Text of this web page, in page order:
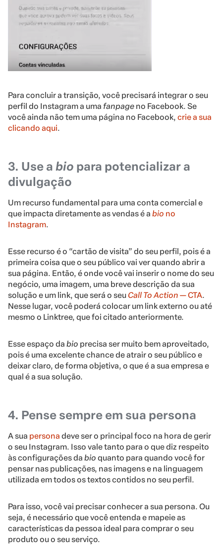
Para concluir a transição, você precisará integrar o seu
perfil do Instagram a uma fanpage no Facebook. Se
você ainda não tem uma página no Facebook, crie a sua
clicando aqui.
3. Use a bio para potencializar a
divulgação
Um recurso fundamental para uma conta comercial e
que impacta diretamente as vendas é a bio no
Instagram.
Esse recurso é o “cartão de visita” do seu perfil, pois é a
primeira coisa que o seu público vai ver quando abrir a
sua página. Então, é onde você vai inserir o nome do seu
negócio, uma imagem, uma breve descrição da sua
solução e um link, que será o seu Call To Action —CTA.
Nesse lugar, você poderá colocar um link externo ou até
mesmo o Linktree, que foi citado anteriormente.
Esse espaço da bio precisa ser muito bem aproveitado,
pois é uma excelente chance de atrair o seu público e
deixar claro, de forma objetiva, o que é a sua empresa e
qual é a sua solução.
4. Pense sempre em sua persona
A sua persona deve ser o principal foco na hora de gerir
o seu Instagram. Isso vale tanto para o que diz respeito
às configurações da bio quanto para quando você for
pensar nas publicações, nas imagens e na linguagem
utilizada em todos os textos contidos no seu perfil.
Para isso, você vai precisar conhecer a sua persona. Ou
seja, é necessário que você entenda e mapeie as
características da pessoa ideal para comprar o seu
produto ou o seu serviço.